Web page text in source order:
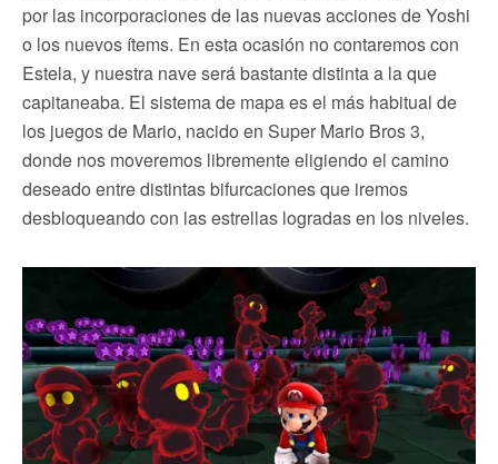
por las incorporaciones de las nuevas acciones de Yoshi
o los nuevos ítems. En esta ocasión no contaremos con
Estela, y nuestra nave será bastante distinta a la que
capitaneaba. El sistema de mapa es el más habitual de
los juegos de Mario, nacido en Super Mario Bros 3,
donde nos moveremos libremente eligiendo el camino
deseado entre distintas bifurcaciones que iremos
desbloqueando con las estrellas logradas en los niveles.